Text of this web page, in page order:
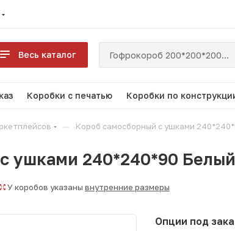
Весь каталог
Коробки с печатью Коробки по
— Короб самосборный с ушками
ушками 240*240*90
У коробов указаны внутренние размеры
Опции под